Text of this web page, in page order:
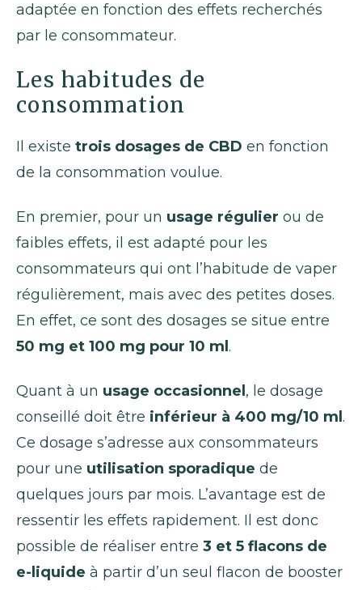
adaptée en fonction des effets recherchés
par le consommateur.
Les habitudes de
consommation
Il existe trois dosages de CBD en fonction
de la consommation voulue.
En premier, pour un usage régulier ou de
faibles effets, il est adapté pour les
consommateurs qui ont l’habitude de vaper
régulièrement, mais avec des petites doses.
En effet, ce sont des dosages se situe entre
50 mg et 100 mg pour 10 ml .
Quant à un usage occasionnel , le dosage
conseillé doit être inférieur à 400 mg/10 ml .
Ce dosage s’adresse aux consommateurs
pour une utilisation sporadique de
quelques jours par mois. L’avantage est de
ressentir les effets rapidement. Il est donc
possible de réaliser entre 3 et 5 flacons de
e-liquide à partir d’un seul flacon de booster